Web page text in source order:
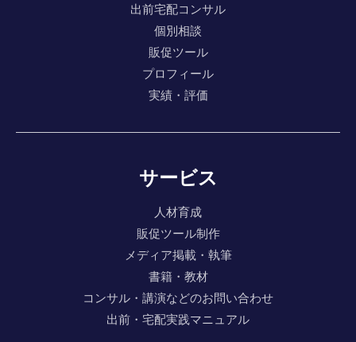
出前宅配コンサル
個別相談
販促ツール
プロフィール
実績・評価
サービス
人材育成
販促ツール制作
メディア掲載・執筆
書籍・教材
コンサル・講演などのお問い合わせ
出前・宅配実践マニュアル